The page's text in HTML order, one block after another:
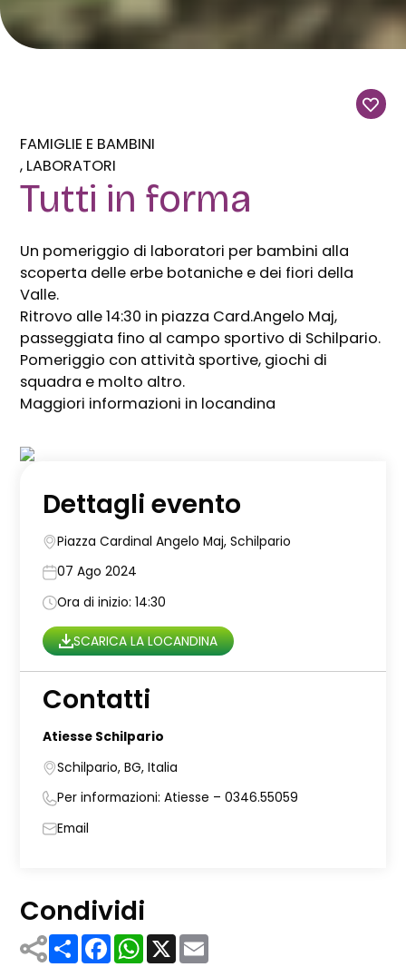
FAMIGLIE E BAMBINI
LABORATORI
Tutti in forma
Un pomeriggio di laboratori per bambini alla
scoperta delle erbe botaniche e dei fiori della
Valle.
Ritrovo alle 14:30 in piazza Card.Angelo Maj,
passeggiata fino al campo sportivo di Schilpario.
Pomeriggio con attività sportive, giochi di
squadra e molto altro.
Maggiori informazioni in locandina
Dettagli evento
Piazza Cardinal Angelo Maj, Schilpario
07 Ago 2024
Ora di inizio: 14:30
SCARICA LA LOCANDINA
Contatti
Atiesse Schilpario
Schilpario, BG, Italia
Per informazioni: Atiesse – 0346.55059
Email
Condividi
ShareFacebook
WhatsApp
X